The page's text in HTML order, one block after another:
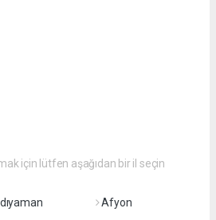
için lütfen aşağıdan bir il seçin
Afyon